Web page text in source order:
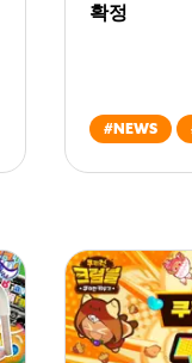
확정
#NEWS